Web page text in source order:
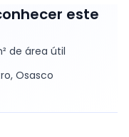
este
de área útil
Osasco